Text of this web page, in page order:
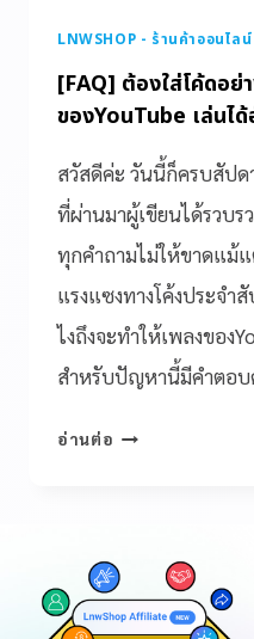
LNWSHOP - ร้านค้าออนไลน์
[FAQ] ต้องใส่โค้ดอย่
ของYouTube เล่นไ
สวัสดีค่ะ วันนี้ก็ครบสัป
ที่ผ่านมาผู้เขียนได้รวบ
ทุกคำถามไม่ให้ขาดแม้
แรงแซงทางโค้งประจำ
ไงถึงจะทำให้เพลงของ
สำหรับปัญหานี้มีคำตอบ
อ่านต่อ